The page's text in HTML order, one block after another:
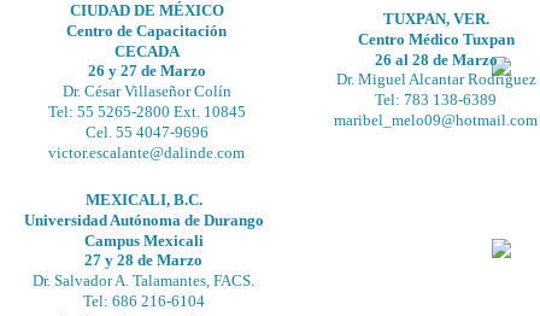
TUXPAN, VER.
Centro Médico Tuxpan
26 al 28 de Marzo
Dr. Miguel Alcantar Rodríguez
Tel: 783 138-6389
maribel_melo09@hotmail.com
MEXICALI, B.C.
Universidad Autónoma de Durango
Campus Mexicali
27 y 28 de Marzo
Dr. Salvador A. Talamantes, FACS.
Tel: 686 216-6104
CIUDAD DE MÉXICO
Centro de Capacitación
CECADA
26 y 27 de Marzo
Dr. César Villaseñor Colín
Tel: 55 5265-2800 Ext. 10845
Cel. 55 4047-9696
victor.escalante@dalinde.com